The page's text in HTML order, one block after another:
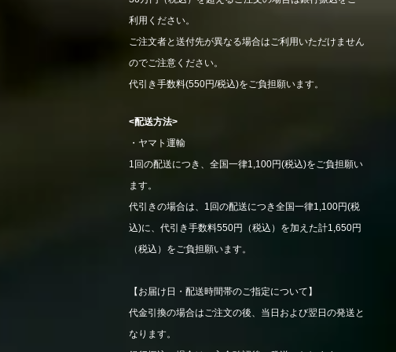
利用ください。
ご注文者と送付先が異なる場合はご利用いただけません
のでご注意ください。
代引き手数料(550円/税込)をご負担願います。
<配送方法>
・ヤマト運輸
1回の配送につき、全国一律1,100円(税込)をご負担願い
ます。
代引きの場合は、1回の配送につき全国一律1,100円(税
込)に、代引き手数料550円（税込）を加えた計1,650円
（税込）をご負担願います。
【お届け日・配送時間帯のご指定について】
代金引換の場合はご注文の後、当日および翌日の発送と
なります。